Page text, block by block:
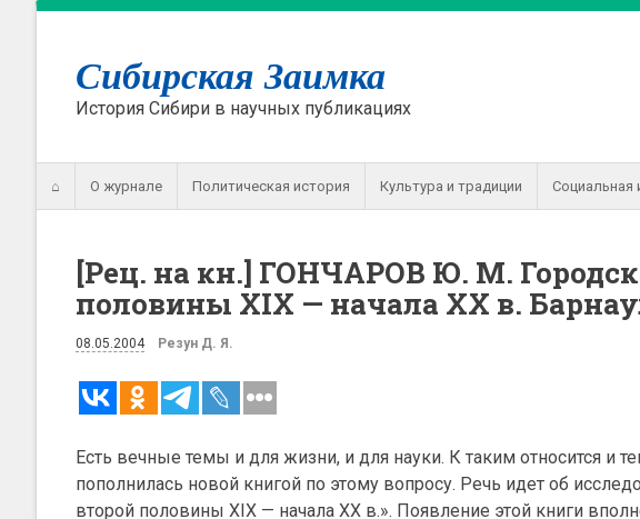
Сибирская Заимка
История Сибири в научных публикациях
⌂ О журнале Политическая история Культура и традиции Социальная
[Рец. на кн.] ГОНЧАРОВ Ю. М.
половины XIX — начала XX в.
08.05.2004 Резун Д. Я.
Есть вечные темы и для жизни, и для науки. К таким относится и
пополнилась новой книгой по этому вопросу. Речь идет об
второй половины XIX — начала XX в.». Появление этой книги